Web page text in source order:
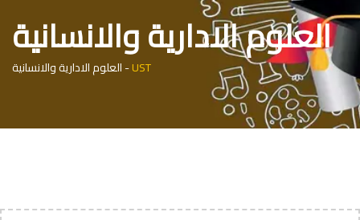
العلوم الادارية والانسانية
UST
-العلوم الادارية والانسانية